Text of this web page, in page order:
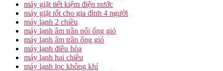
máy giặt tiết kiệm điện nước
máy giặt tốt cho gia đình 4 người
máy lạnh 2 chiều
máy lạnh âm trần nối ống gió
máy lạnh âm trần ống gió
máy lạnh điều hòa
máy lạnh hai chiều
máy lạnh lọc không khí